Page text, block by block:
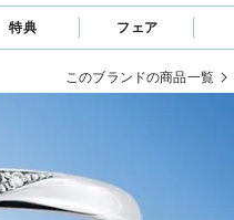
特典 フェア
このブランドの商品一覧